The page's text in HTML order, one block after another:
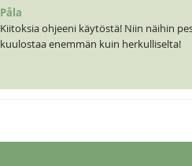
Påla
Kiitoksia ohjeeni käytöstä! Niin näihin
kuulostaa enemmän kuin herkulliselta!